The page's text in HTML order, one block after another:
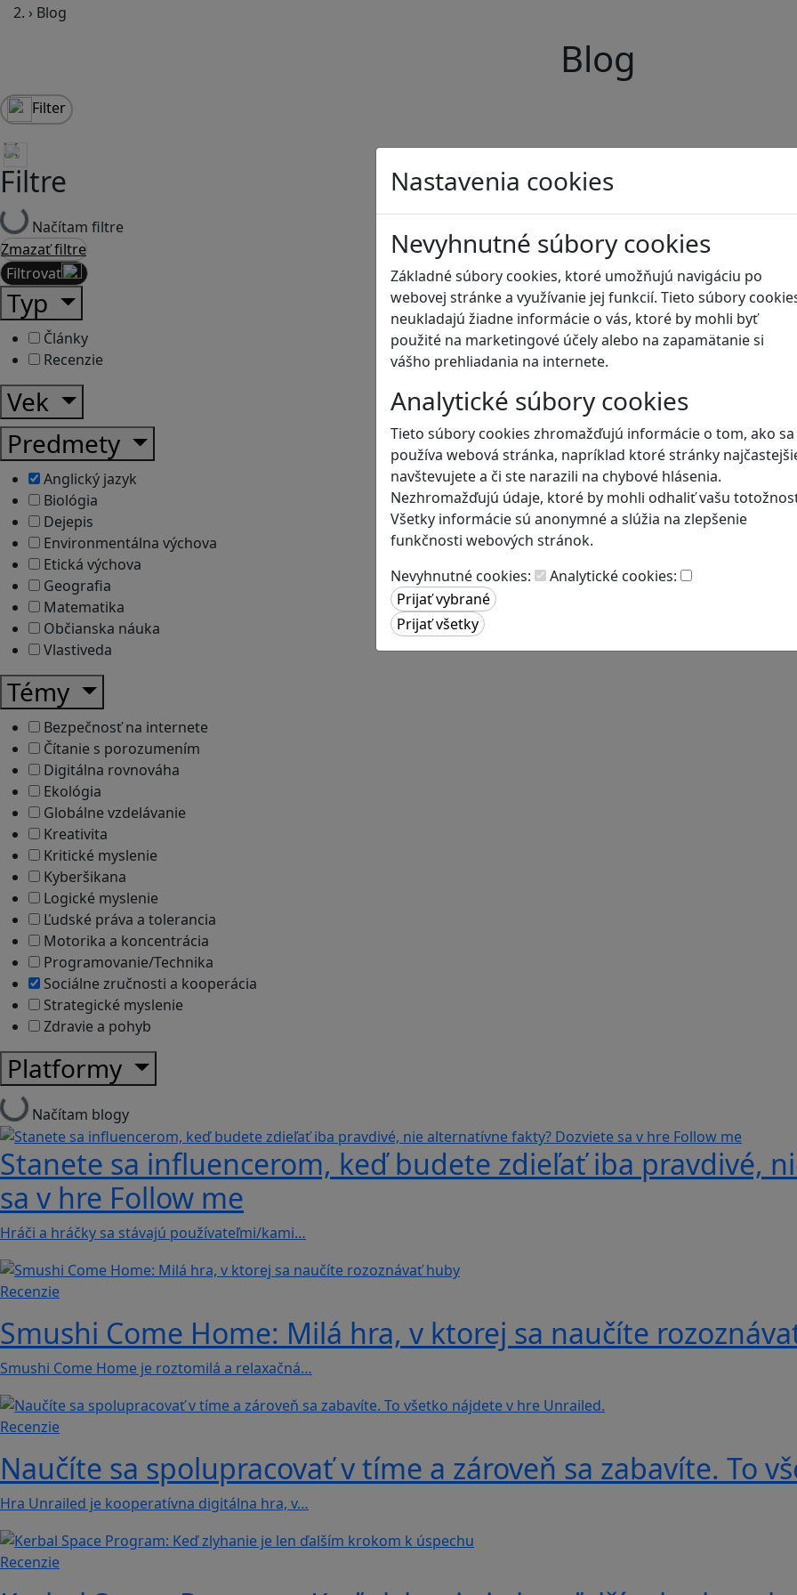
Nastavenia cookies
Nevyhnutné súbory cookies
Základné súbory cookies, ktoré umožňujú navigáciu po
webovej stránke a využívanie jej funkcií. Tieto súbory
neukladajú žiadne informácie o vás, ktoré by mohli byť
použité na marketingové účely alebo na zapamätanie si
vášho prehliadania na internete.
Analytické súbory cookies
Tieto súbory cookies zhromažďujú informácie o tom, ako sa
používa webová stránka, napríklad ktoré stránky
navštevujete a či ste narazili na chybové hlásenia.
Nezhromažďujú údaje, ktoré by mohli odhaliť vašu
Všetky informácie sú anonymné a slúžia na zlepšenie
funkčnosti webových stránok.
Nevyhnutné cookies:
Analytické cookies:
› Blog
Blog
Filter
Filtre
Načítam filtre
Zmazať filtre
Filtrovať
Typ
Články
Recenzie
Vek
Predmety
Anglický jazyk
Biológia
Dejepis
Environmentálna výchova
Etická výchova
Geografia
Matematika
Občianska náuka
Vlastiveda
Témy
Bezpečnosť na internete
Čítanie s porozumením
Digitálna rovnováha
Ekológia
Globálne vzdelávanie
Kreativita
Kritické myslenie
Kyberšikana
Logické myslenie
Ľudské práva a tolerancia
Motorika a koncentrácia
Programovanie/Technika
Sociálne zručnosti a kooperácia
Strategické myslenie
Zdravie a pohyb
Platformy
Načítam blogy
Stanete sa influencerom, keď budete zdieľať iba pravdivé,
sa v hre Follow me
Hráči a hráčky sa stávajú používateľmi/kami…
Recenzie
Smushi Come Home: Milá hra, v ktorej sa naučíte
Smushi Come Home je roztomilá a relaxačná…
Recenzie
Naučíte sa spolupracovať v tíme a zároveň sa zabavíte. To
Hra Unrailed je kooperatívna digitálna hra, v…
Recenzie